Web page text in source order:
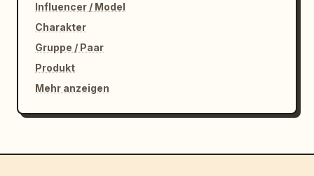
Influencer / Model
Charakter
Gruppe / Paar
Produkt
Mehr anzeigen